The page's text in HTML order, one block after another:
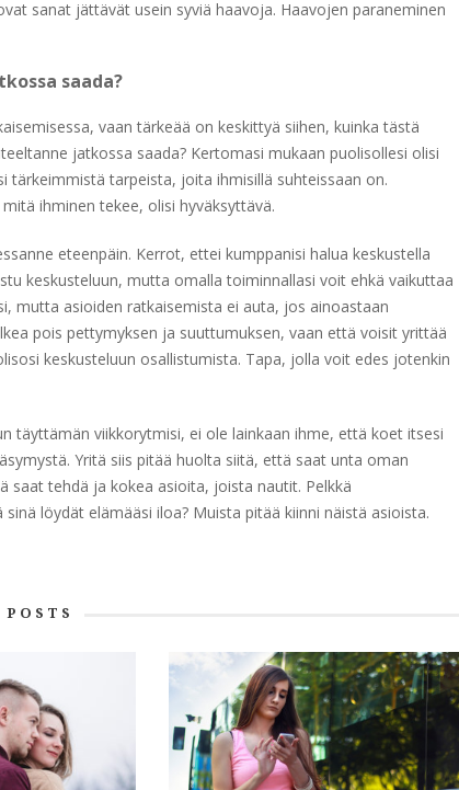
sanat jättävät usein syviä haavoja. Haavojen paraneminen
saada?
vaan tärkeää on keskittyä siihen, kuinka tästä
jatkossa saada? Kertomasi mukaan puolisollesi olisi
tärkeimmistä tarpeista, joita ihmisillä suhteissaan on.
ihminen tekee, olisi hyväksyttävä.
eteenpäin. Kerrot, ettei kumppanisi halua keskustella
keskusteluun, mutta omalla toiminnallasi voit ehkä vaikuttaa
mutta asioiden ratkaisemista ei auta, jos ainoastaan
pois pettymyksen ja suuttumuksen, vaan että voisit yrittää
keskusteluun osallistumista. Tapa, jolla voit edes jotenkin
täyttämän viikkorytmisi, ei ole lainkaan ihme, että koet itsesi
Yritä siis pitää huolta siitä, että saat unta oman
saat tehdä ja kokea asioita, joista nautit. Pelkkä
löydät elämääsi iloa? Muista pitää kiinni näistä asioista.